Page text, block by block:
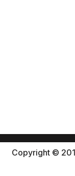
Copyright ©